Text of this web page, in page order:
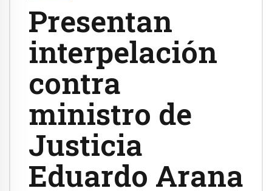
Presentan
interpelación
contra
ministro de
Justicia
Eduardo Arana